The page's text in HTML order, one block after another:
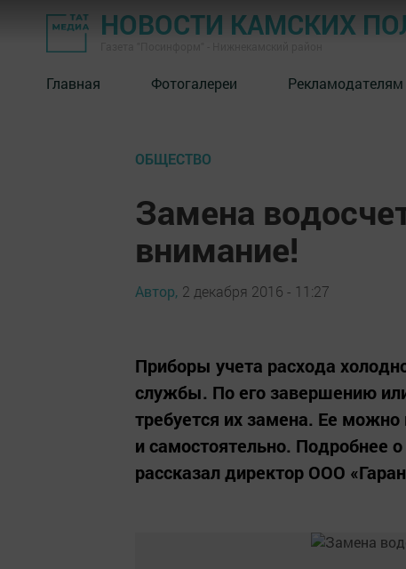
НОВОСТИ КАМСКИХ
Главная Фотогалереи Рекламодателям
ОБЩЕСТВО
Замена
внимание!
Автор, 2 декабря 2016 - 11:27
Приборы учета расхода
службы. По его завершению
требуется их замена. Ее
и самостоятельно. Подробнее
рассказал директор ООО